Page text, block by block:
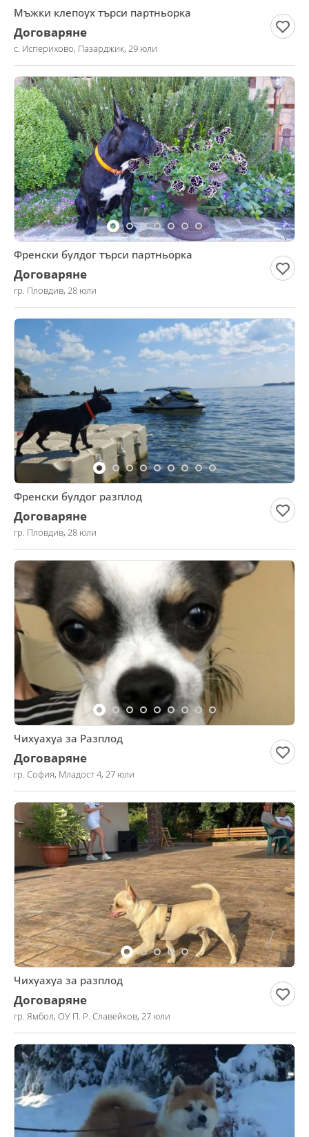
Мъжки клепоух търси партньорка
Договаряне
с. Исперихово, Пазарджик, 29 юли
Френски булдог търси партньорка
Договаряне
гр. Пловдив, 28 юли
Френски булдог разплод
Договаряне
гр. Пловдив, 28 юли
Чихуахуа за Разплод
Договаряне
гр. София, Младост 4, 27 юли
Чихуахуа за разплод
Договаряне
гр. Ямбол, ОУ П. Р. Славейков, 27 юли